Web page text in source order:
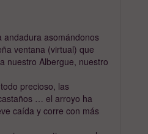
andadura asomándonos
ventana (virtual) que
nuestro Albergue, nuestro
precioso, las
… el arroyo ha
caída y corre con más